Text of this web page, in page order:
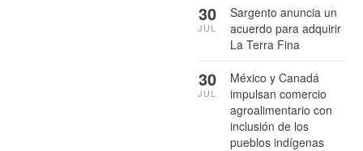
Sargento anuncia un
acuerdo para adquirir
La Terra Fina
30
JUL
México y Canadá
impulsan comercio
agroalimentario con
inclusión de los
pueblos indígenas
30
JUL